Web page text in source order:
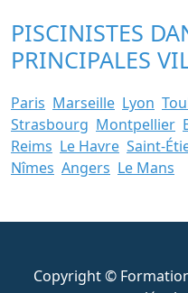
PISCINISTES
PRINCIPALES
Paris Marseille Lyon
Strasbourg Montpellier
Reims Le Havre Saint-
Nîmes Angers Le Mans
Copyright ©